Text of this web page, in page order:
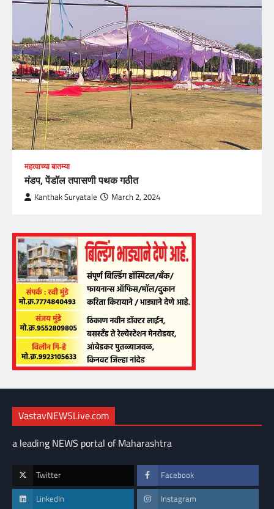
महत्वाच्या बातम्या
मंडप, पेंडॉल तपासणी पथक गठीत
Kanthak Suryatale March 2, 2024
VastavNEWSLive.com
a leading NEWS portal of Maharashtra
Twitter Facebook
LinkedIn Instagram